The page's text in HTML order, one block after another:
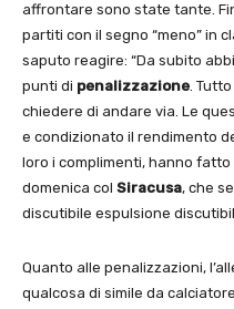
affrontare sono state tante.
partiti con il segno “meno” in
saputo reagire: “Da subito
punti di penalizzazione.
chiedere di andare via. Le
e condizionato il rendimento
loro i complimenti, hanno
domenica col Siracusa, che
discutibile espulsione
Quanto alle penalizzazioni,
qualcosa di simile da